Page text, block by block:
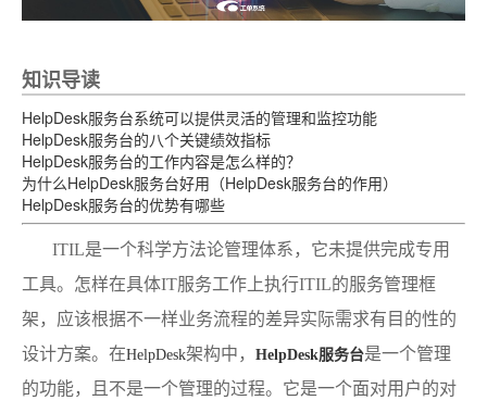
知识导读
HelpDesk服务台系统可以提供灵活的管理和监控功能
HelpDesk服务台的八个关键绩效指标
HelpDesk服务台的工作内容是怎么样的？
为什么HelpDesk服务台好用（HelpDesk服务台的作用）
HelpDesk服务台的优势有哪些
ITIL是一个科学方法论管理体系，它未提供完成专用
工具。怎样在具体IT服务工作上执行ITIL的服务管理框
架，应该根据不一样业务流程的差异实际需求有目的性的
设计方案。在HelpDesk架构中， HelpDesk服务台是一个管理
的功能，且不是一个管理的过程。它是一个面对用户的对